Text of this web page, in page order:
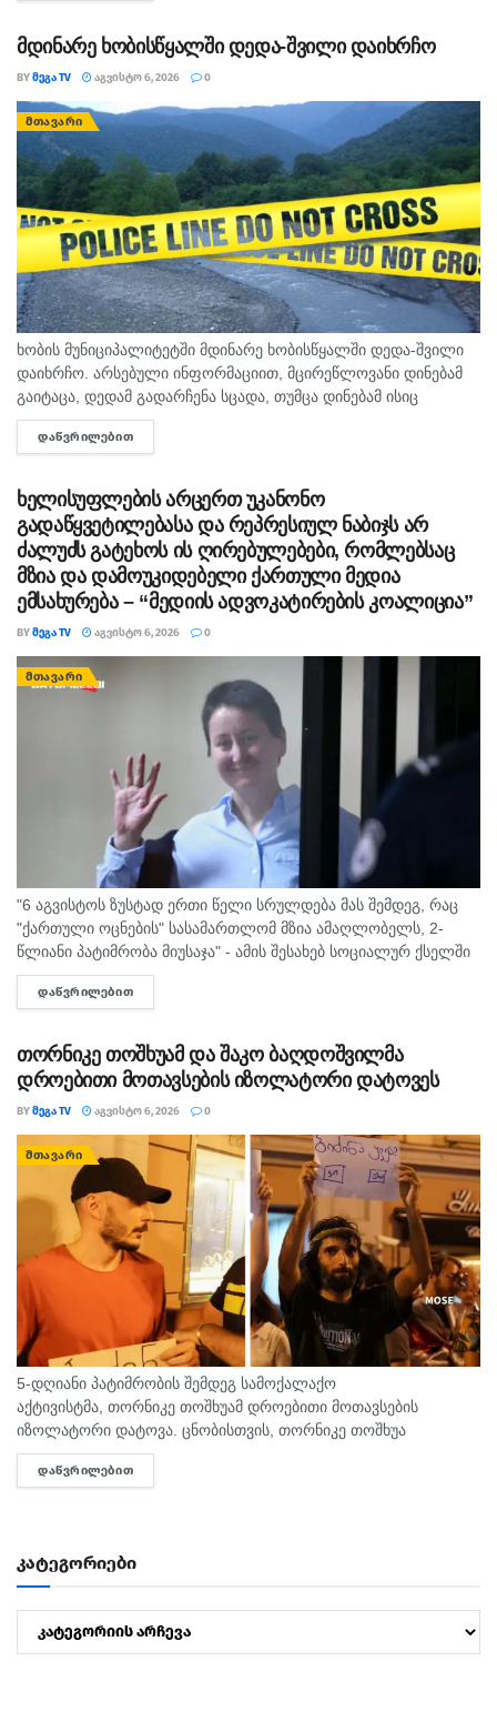
მდინარე ხობისწყალში დედა-შვილი დაიხრჩო
BYᲛᲔᲒᲐ TV ᲐᲒᲕᲘᲡᲢᲝ 6, 2026 0
ᲛᲗᲐᲕᲐᲠᲘ
ხობის მუნიციპალიტეტში მდინარე ხობისწყალში დედა-შვილი
დაიხრჩო. არსებული ინფორმაციით, მცირეწლოვანი დინებამ
გაიტაცა, დედამ გადარჩენა სცადა, თუმცა დინებამ ისიც
გაიტაცა. ბავშვის ცხედარი ადგილობრივმა იპოვა და
მდინარიდან ამოასვენა. დედის სამძებრო-სამაშველო
ᲓᲐᲬᲕᲠᲘᲚᲔᲑᲘᲗ
ხელისუფლების არცერთ უკანონო
გადაწყვეტილებასა და რეპრესიულ ნაბიჯს არ
ძალუძს გატეხოს ის ღირებულებები, რომლებსაც
მზია და დამოუკიდებელი ქართული მედია
ემსახურება – “მედიის ადვოკატირების კოალიცია”
BYᲛᲔᲒᲐ TV ᲐᲒᲕᲘᲡᲢᲝ 6, 2026 0
ᲛᲗᲐᲕᲐᲠᲘ
"6 აგვისტოს ზუსტად ერთი წელი სრულდება მას შემდეგ, რაც
"ქართული ოცნების" სასამართლომ მზია ამაღლობელს, 2-
წლიანი პატიმრობა მიუსაჯა" - ამის შესახებ სოციალურ ქსელში
"მედიის ადვოკატირების კოალიცია" წერს და დაკავებულ
ჟურნალისტს სოლიდარობას უცხადებს. ორგანიზაცია...
ᲓᲐᲬᲕᲠᲘᲚᲔᲑᲘᲗ
თორნიკე თოშხუამ და შაკო ბაღდოშვილმა
დროებითი მოთავსების იზოლატორი დატოვეს
BYᲛᲔᲒᲐ TV ᲐᲒᲕᲘᲡᲢᲝ 6, 2026 0
ᲛᲗᲐᲕᲐᲠᲘ
5-დღიანი პატიმრობის შემდეგ სამოქალაქო
აქტივისტმა, თორნიკე თოშხუამ დროებითი მოთავსების
იზოლატორი დატოვა. ცნობისთვის, თორნიკე თოშხუა
პოლიციამ 31 ივლისს, თბილისის საკრებულოსთან
დააკავა. მას ხელში ეკავა ბანერი "ბიძინა ყ - არაა/არის?".
ᲓᲐᲬᲕᲠᲘᲚᲔᲑᲘᲗ
კატეგორიები
კატეგორიები